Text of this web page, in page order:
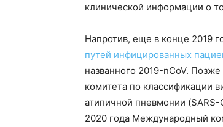
клинической информации о
Напротив, еще в конце 2019
путей инфицированных
названного 2019-nCoV.
комитета по классификации
атипичной пневмонии (SARS-
2020 года Международный